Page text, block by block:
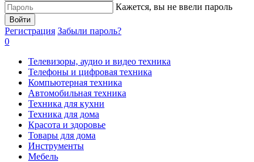
Кажется, вы не ввели пароль
Войти
Регистрация Забыли пароль?
0
Телевизоры, аудио и видео техника
Телефоны и цифровая техника
Компьютерная техника
Автомобильная техника
Техника для кухни
Техника для дома
Красота и здоровье
Товары для дома
Инструменты
Мебель